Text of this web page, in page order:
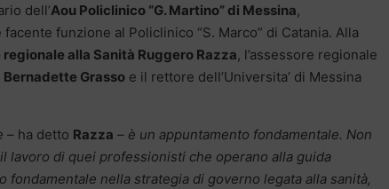
dell’Aou Policlinico “G. Martino” di Messina,
funzione al Policlinico “S. Marco” di Catania. Alla
alla Sanità Ruggero Razza, l’assessore regionale
Bernadette Grasso e il rettore dell’Universita’ di Messina
– ha detto Razza – è un appuntamento fondamentale. Non
lavoro di quei professionisti che operano alla guida
fondamentale nella strategia di governo legata alla sanità,